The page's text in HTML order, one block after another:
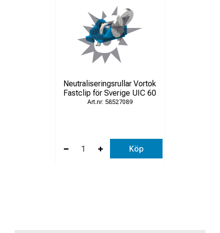
Neutraliseringsrullar Vortok
Fastclip för Sverige UIC 60
58527089
Köp